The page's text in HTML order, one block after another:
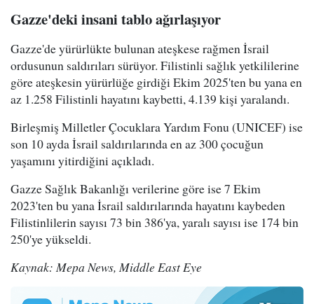
Gazze'deki insani tablo ağırlaşıyor
Gazze'de yürürlükte bulunan ateşkese rağmen İsrail
ordusunun saldırıları sürüyor. Filistinli sağlık yetkililerine
göre ateşkesin yürürlüğe girdiği Ekim 2025'ten bu yana en
az 1.258 Filistinli hayatını kaybetti, 4.139 kişi yaralandı.
Birleşmiş Milletler Çocuklara Yardım Fonu (UNICEF) ise
son 10 ayda İsrail saldırılarında en az 300 çocuğun
yaşamını yitirdiğini açıkladı.
Gazze Sağlık Bakanlığı verilerine göre ise 7 Ekim
2023'ten bu yana İsrail saldırılarında hayatını kaybeden
Filistinlilerin sayısı 73 bin 386'ya, yaralı sayısı ise 174 bin
250'ye yükseldi.
Kaynak: Mepa News, Middle East Eye